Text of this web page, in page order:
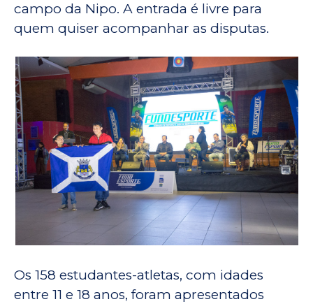
campo da Nipo. A entrada é livre para
quem quiser acompanhar as disputas.
Os 158 estudantes-atletas, com idades
entre 11 e 18 anos, foram apresentados